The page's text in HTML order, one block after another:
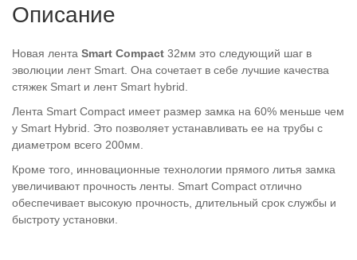
Описание
Новая лента Smart Compact 32мм это следующий шаг в
эволюции лент Smart. Она сочетает в себе лучшие качества
стяжек Smart и лент Smart hybrid.
Лента Smart Compact имеет размер замка на 60% меньше чем
у Smart Hybrid. Это позволяет устанавливать ее на трубы с
диаметром всего 200мм.
Кроме того, инновационные технологии прямого литья замка
увеличивают прочность ленты. Smart Compact отлично
обеспечивает высокую прочность, длительный срок службы и
быстроту установки.